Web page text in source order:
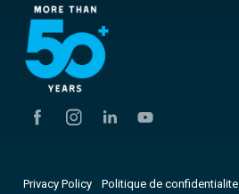
Privacy Policy Politique de confidentialite